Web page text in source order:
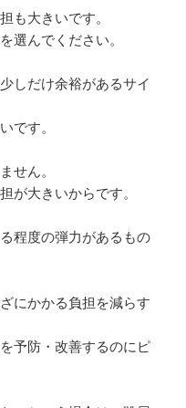
も大きいです。
選んでください。
しだけ余裕があるサイ
です。
せん。
が大きいからです。
程度の弾力があるもの
にかかる負担を減らす
予防・改善するのにピ